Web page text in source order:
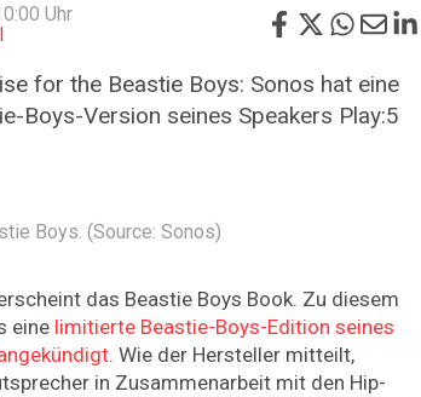
Uhr
for the Beastie Boys: Sonos hat eine
Boys-Version seines Speakers Play:5
Boys. (Source: Sonos)
das Beastie Boys Book. Zu diesem
eine limitierte Beastie-Boys-Edition seines
. Wie der Hersteller mitteilt,
in Zusammenarbeit mit den Hip-